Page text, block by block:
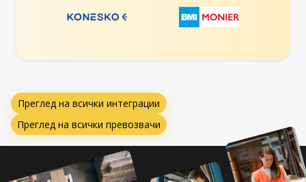
Преглед на всички интеграции
Преглед на всички превозвачи